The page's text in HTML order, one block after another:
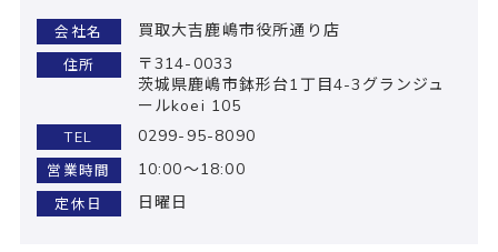
会社名 買取大吉鹿嶋市役所通り店
住所
〒314-0033
茨城県鹿嶋市鉢形台1丁目4-3グランジュ
ールkoei 105
TEL 0299-95-8090
営業時間 10:00～18:00
定休日 日曜日